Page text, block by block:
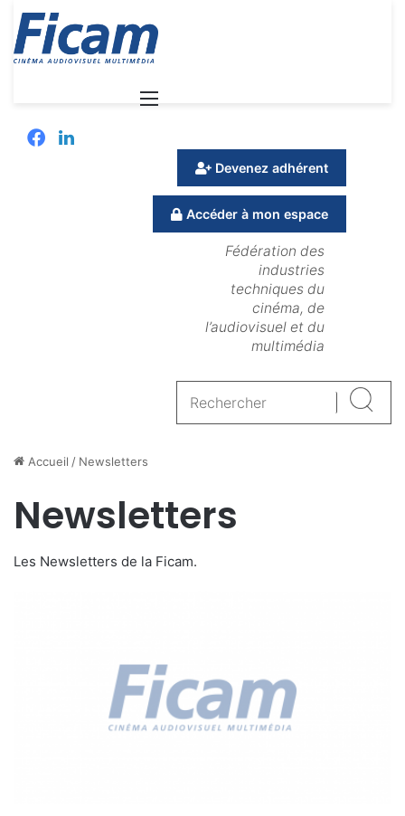
Facebook
Devenez adhérent
Accéder à mon espace
Fédération des
industries
techniques du
cinéma, de
l’audiovisuel et du
multimédia
Accueil / Newsletters
Newsletters
Les Newsletters de la Ficam.